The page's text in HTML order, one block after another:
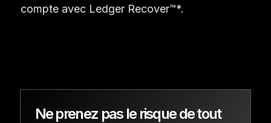
compte avec Ledger Recover™*.
Ne prenez pas le risque de tout